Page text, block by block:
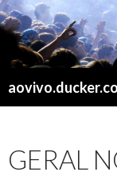
GERAL